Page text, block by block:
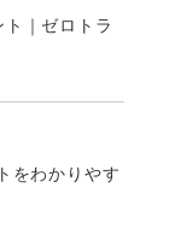
｜ゼロトラ
をわかりやす